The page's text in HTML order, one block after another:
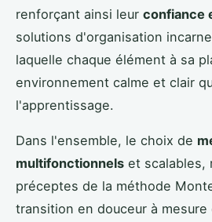
renforçant ainsi leur confiance
solutions d'organisation
laquelle chaque élément à sa
environnement calme et clair
l'apprentissage.
Dans l'ensemble, le choix de
multifonctionnels et scalables,
préceptes de la méthode
transition en douceur à